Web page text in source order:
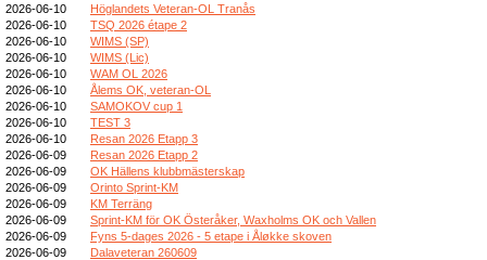
2026-06-10
Höglandets Veteran-OL Tranås
2026-06-10
TSQ 2026 étape 2
2026-06-10
WIMS (SP)
2026-06-10
WIMS (Lic)
2026-06-10
WAM OL 2026
2026-06-10
Ålems OK, veteran-OL
2026-06-10
SAMOKOV cup 1
2026-06-10
TEST 3
2026-06-10
Resan 2026 Etapp 3
2026-06-09
Resan 2026 Etapp 2
2026-06-09
OK Hällens klubbmästerskap
2026-06-09
Orinto Sprint-KM
2026-06-09
KM Terräng
2026-06-09
Sprint-KM för OK Österåker, Waxholms OK och Vallen
2026-06-09
Fyns 5-dages 2026 - 5 etape i Åløkke skoven
2026-06-09
Dalaveteran 260609